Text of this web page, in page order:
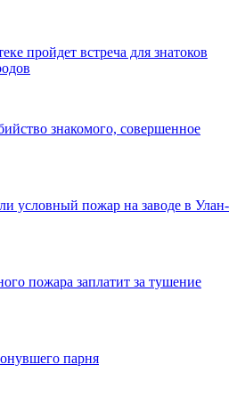
пройдет встреча для знатоков
знакомого, совершенное
условный пожар на заводе в Улан-
пожара заплатит за тушение
парня